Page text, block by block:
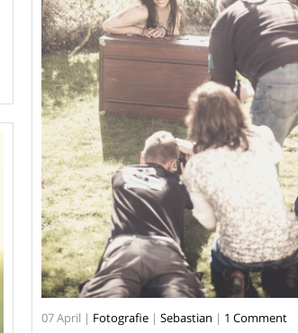
07April | Fotografie | Sebastian | 1 Comment